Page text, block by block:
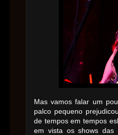
Mas vamos falar um
palco pequeno
de tempos em tempos
em vista os shows das